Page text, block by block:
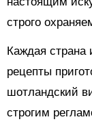
строго
Каждая страна
рецепты
шотландский
строгим